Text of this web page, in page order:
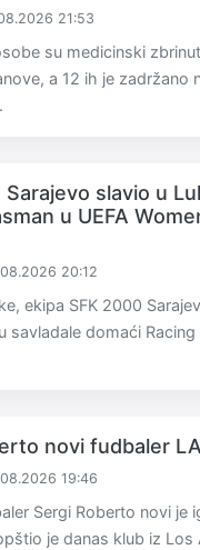
21:53
su medicinski
a 12 ih je zadržano
Sarajevo slavio u
u UEFA
20:12
ekipa SFK 2000
savladale domaći Racing
novi fudbaler
19:46
Sergi Roberto novi je
je danas klub iz Los